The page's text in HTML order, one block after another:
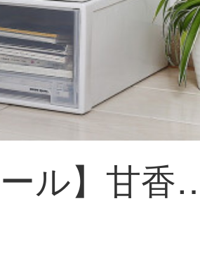
【低価格セール】甘香屋服収納箱プラスチック収